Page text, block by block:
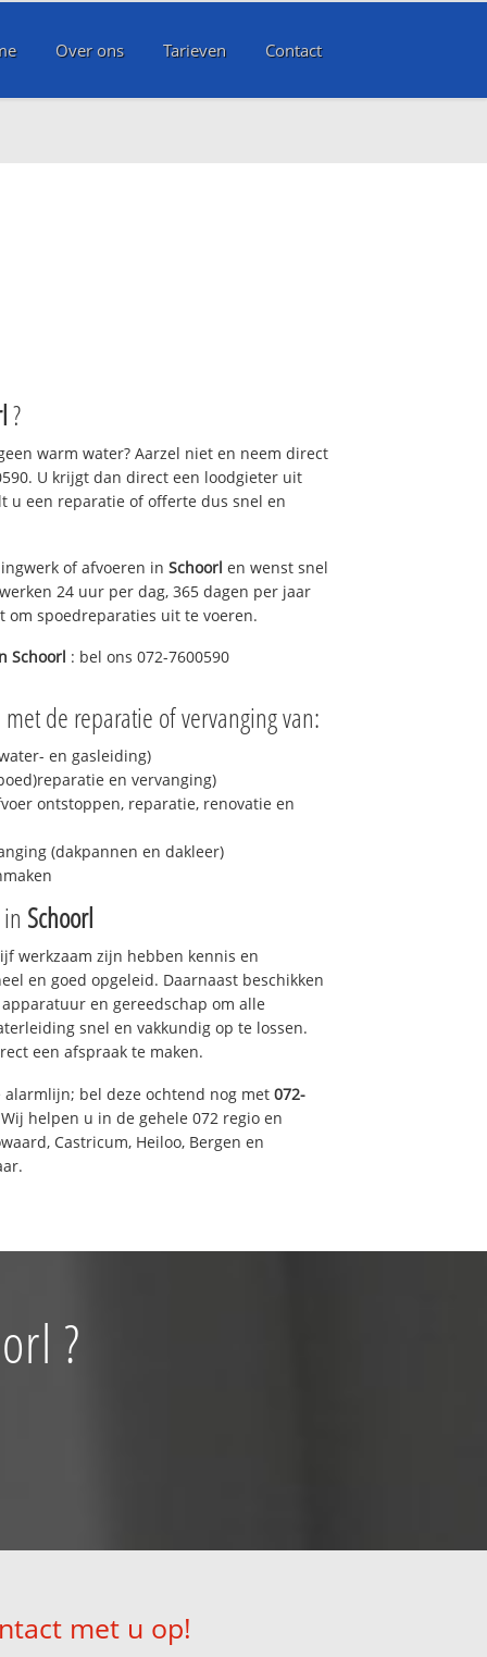
Over ons Tarieven Contact
?
warm water? Aarzel niet en neem direct
U krijgt dan direct een loodgieter uit
u een reparatie of offerte dus snel en
of afvoeren in Schoorl en wenst snel
24 uur per dag, 365 dagen per jaar
spoedreparaties uit te voeren.
Schoorl : bel ons 072-7600590
de reparatie of vervanging van:
en gasleiding)
en vervanging)
ontstoppen, reparatie, renovatie en
(dakpannen en dakleer)
Schoorl
werkzaam zijn hebben kennis en
en goed opgeleid. Daarnaast beschikken
en gereedschap om alle
snel en vakkundig op te lossen.
een afspraak te maken.
bel deze ochtend nog met 072-
helpen u in de gehele 072 regio en
Castricum, Heiloo, Bergen en
?
met u op!